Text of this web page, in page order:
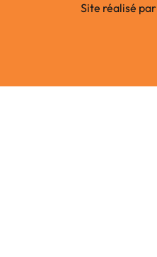
Site réalisé par